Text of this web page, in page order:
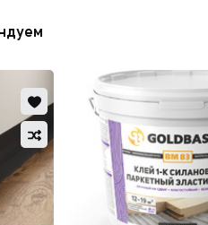
Добавить
в
избранное
Обновляю
список...
Добавить
в
сравнение